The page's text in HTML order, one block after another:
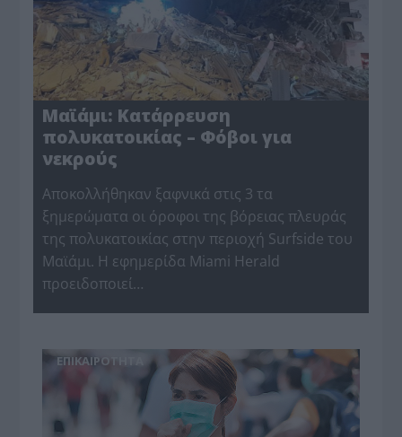
Μαϊάμι: Κατάρρευση
πολυκατοικίας – Φόβοι για
νεκρούς
Αποκολλήθηκαν ξαφνικά στις 3 τα
ξημερώματα οι όροφοι της βόρειας πλευράς
της πολυκατοικίας στην περιοχή Surfside του
Μαϊάμι. H εφημερίδα Miami Herald
προειδοποιεί…
ΕΠΙΚΑΙΡΟΤΗΤΑ